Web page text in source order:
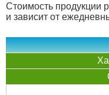
Стоимость продукции
и зависит от